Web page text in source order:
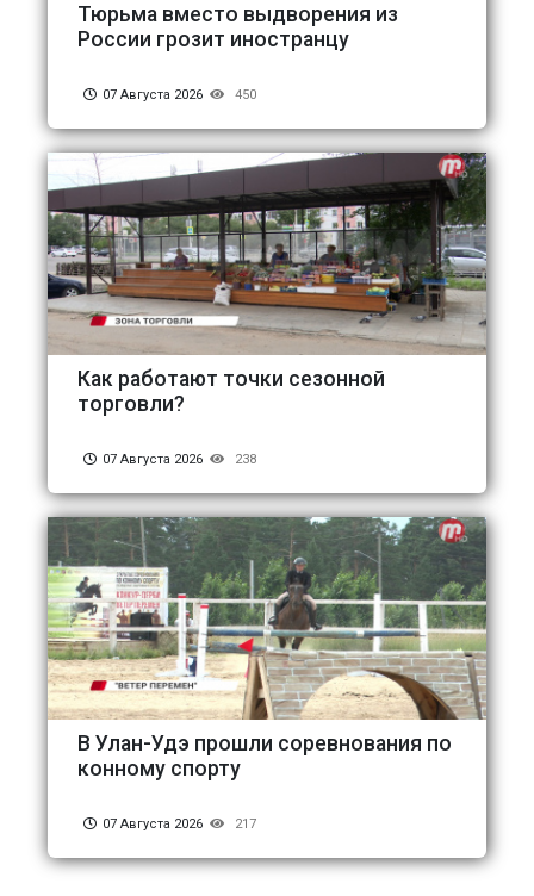
Тюрьма вместо выдворения из
России грозит иностранцу
07 Августа 2026 450
Как работают точки сезонной
торговли?
07 Августа 2026 238
В Улан-Удэ прошли соревнования по
конному спорту
07 Августа 2026 217